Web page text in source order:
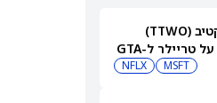
מניית טייק טו אינטראקטיב (TTWO)
יורדת למרות החדשות על טריילר ל-GTA
MSFT
NFLX